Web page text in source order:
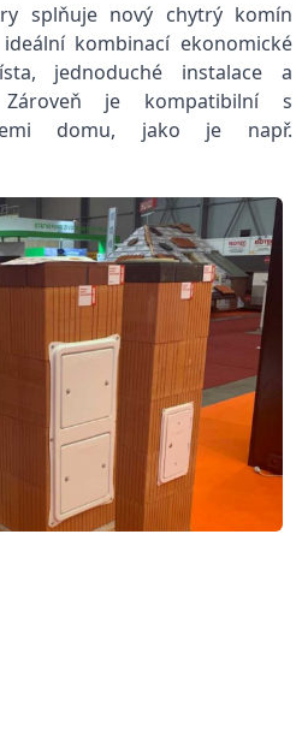
splňuje nový chytrý komín
ideální kombinací ekonomické
jednoduché instalace a
Zároveň je kompatibilní s
domu, jako je např.